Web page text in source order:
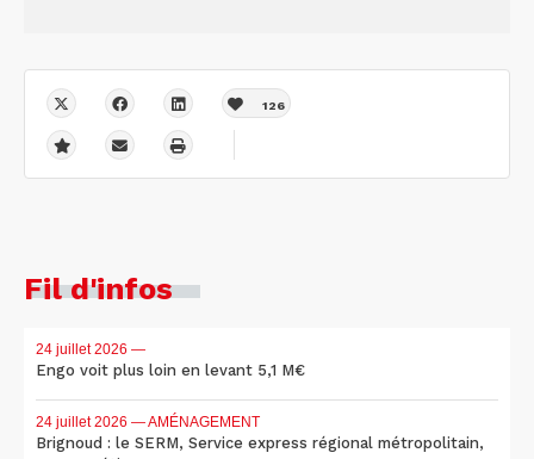
126
Fil d'infos
24 juillet 2026 —
Engo voit plus loin en levant 5,1 M€
24 juillet 2026 — AMÉNAGEMENT
Brignoud : le SERM, Service express régional métropolitain,